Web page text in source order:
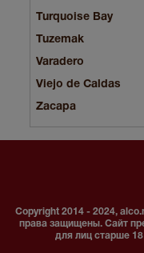
Turquoise Bay
Tuzemak
Varadero
Viejo de Caldas
Zacapa
Copyright 2014 - 2024,
права защищены. Сайт
для лиц старше 18